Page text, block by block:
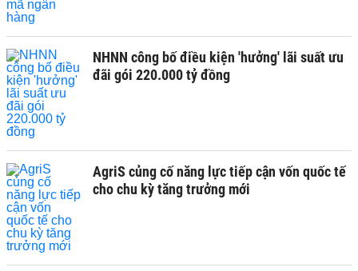
NHNN công bố điều kiện 'hưởng' lãi suất ưu
đãi gói 220.000 tỷ đồng
AgriS củng cố năng lực tiếp cận vốn quốc tế
cho chu kỳ tăng trưởng mới